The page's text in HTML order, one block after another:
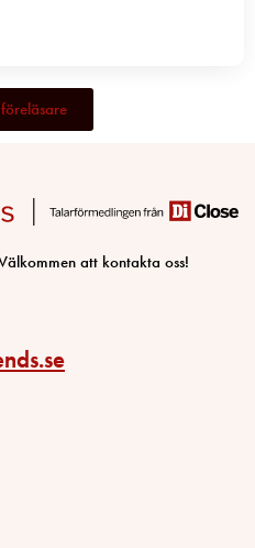
att kontakta oss!